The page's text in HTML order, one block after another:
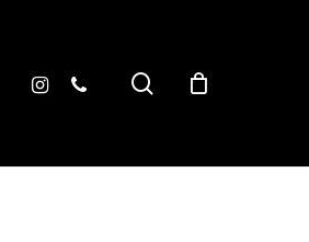
instagram
phone search